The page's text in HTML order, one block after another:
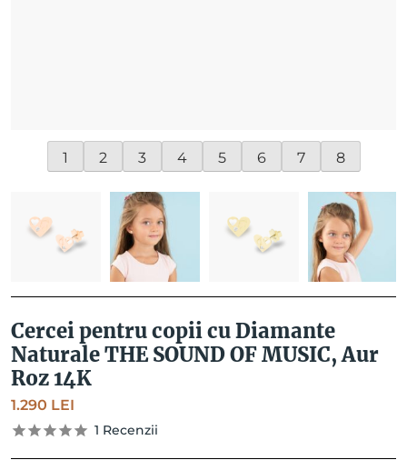
1 2 3 4 5 6 7 8
Cercei pentru copii cu Diamante
Naturale THE SOUND OF MUSIC, Aur
Roz 14K
1.290 LEI
1 Recenzii